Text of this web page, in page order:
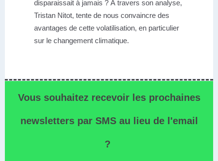
disparaissait à jamais ? À travers son analyse,
Tristan Nitot, tente de nous convaincre des
avantages de cette volatilisation, en particulier
sur le changement climatique.
Vous souhaitez recevoir les prochaines
newsletters par SMS au lieu de l'email
?